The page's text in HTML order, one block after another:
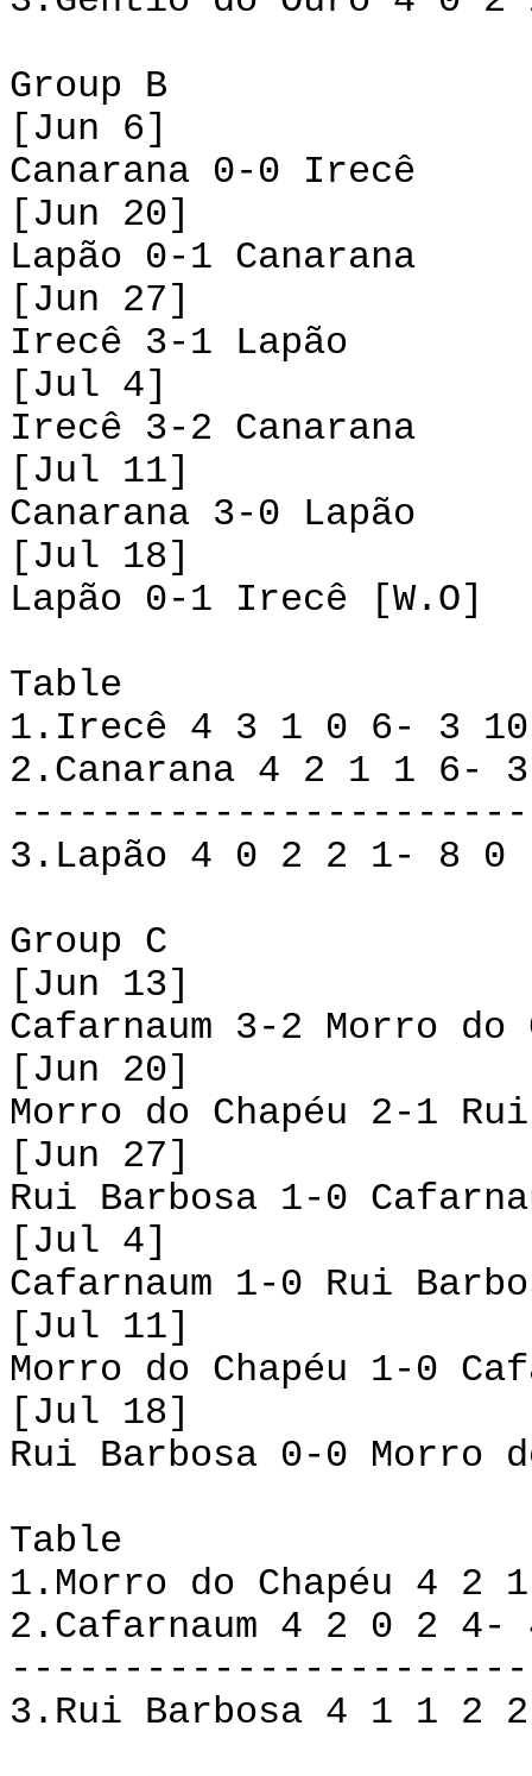
Group B
[Jun 6]
Canarana 0-0 Irecê
[Jun 20]
Lapão 0-1 Canarana
[Jun 27]
Irecê 3-1 Lapão
[Jul 4]
Irecê 3-2 Canarana
[Jul 11]
Canarana 3-0 Lapão
[Jul 18]
Lapão 0-1 Irecê [W.O]
Table
1.Irecê 4 3 1 0 6- 3
2.Canarana 4 2 1 1 6-
3.Lapão 4 0 2 2 1- 8 0
Group C
[Jun 13]
Cafarnaum 3-2 Morro do
[Jun 20]
Morro do Chapéu 2-1
[Jun 27]
Rui Barbosa 1-0
[Jul 4]
Cafarnaum 1-0 Rui
[Jul 11]
Morro do Chapéu 1-0
[Jul 18]
Rui Barbosa 0-0 Morro
Table
1.Morro do Chapéu 4
2.Cafarnaum 4 2 0 2
3.Rui Barbosa 4 1 1 2